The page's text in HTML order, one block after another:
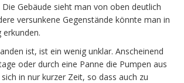
Gebäude sieht man von oben deutlich
versunkene Gegenstände könnte man in
erkunden.
ist, ist ein wenig unklar. Anscheinend
oder durch eine Panne die Pumpen aus
in nur kurzer Zeit, so dass auch zu